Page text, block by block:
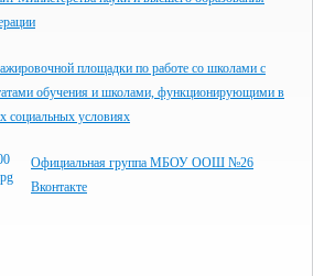
площадки по работе со школами с
обучения и школами, функционирующими в
социальных условиях
Официальная группа МБОУ ООШ №26
Вконтакте